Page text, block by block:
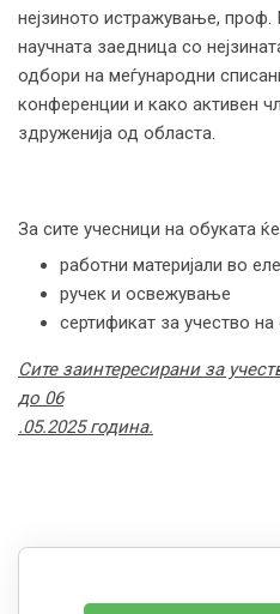
нејзиното истражување,
научната заедница со
одбори на меѓународни
конференции и како активен
здруженија од областа.
За сите учесници на обуката
работни материјали во
ручек и освежување
сертификат за учество
Сите заинтересирани за
до 06
.05.2025 година.